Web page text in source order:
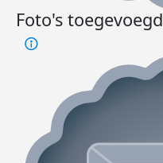
Foto's toegevoegd